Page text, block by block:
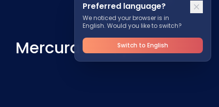
Preferred language?
We noticed your browser is in
English. Would you like to switch?
Switch to English
Mercura CPQper Visma